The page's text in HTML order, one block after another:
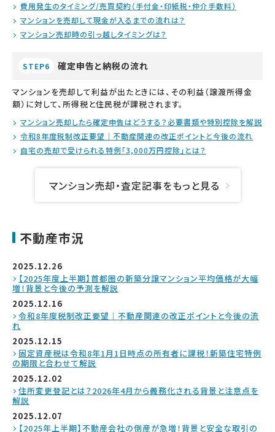
費用発生のタイミング/売買契約（手付金・印紙税・仲介手数料）
マンションを売却して現金が入るまでの流れは？
マンション売却時の引っ越しタイミングは？
STEP6 確定申告と納税の流れ
マンションを売却して利益が出たときには、その利益（譲渡所得金
額）に対して、所得税と住民税が課税されます。
マンション売却したら確定申告はどうする？必要書類や特別控除を解説
令和8年度税制改正要望｜不動産関連の改正ポイントと今後の流れ
自宅の売却で受けられる特例「3,000万円控除」とは？
マンション売却・査定記事をもっと見る
不動産市況
2025.12.26
【2025年度上半期】首都圏の新築分譲マンション平均価格が大幅
増！背景と今後の予測を解説
2025.12.16
令和8年度税制改正要望｜不動産関連の改正ポイントと今後の流
れ
2025.12.15
固定資産税は令和8年1月1日時点の所有者に課税！新築住宅特例
の期限と合わせて解説
2025.12.02
住所変更登記とは？2026年4月から義務化される背景と注意点を
解説
2025.12.07
【2025年上半期】不動産会社の倒産が急増！背景と安全な取引の